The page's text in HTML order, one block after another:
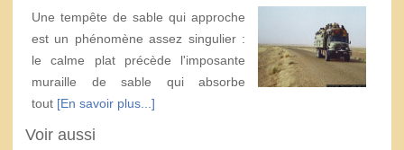
Une tempête de sable qui approche
est un phénomène assez singulier :
le calme plat précède l'imposante
muraille de sable qui absorbe
tout [En savoir plus...]
Voir aussi